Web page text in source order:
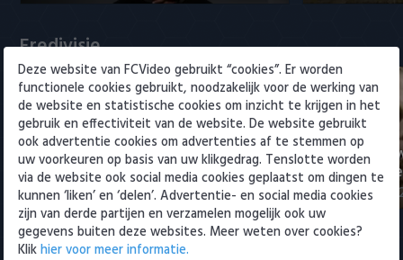
Eredivisie
Sano aan het woord na PSV-
transfer: 'PSV is een topclub'
8 augustus 2026 14:10
Excelsior
8 augustus
Samenvattingen Eredivisie
Deze website van FCVideo gebruikt “cookies”. Er worden
functionele cookies gebruikt, noodzakelijk voor de werking van
de website en statistische cookies om inzicht te krijgen in het
gebruik en effectiviteit van de website. De website gebruikt
ook advertentie cookies om advertenties af te stemmen op
uw voorkeuren op basis van uw klikgedrag. Tenslotte worden
via de website ook social media cookies geplaatst om dingen te
kunnen ‘liken’ en ‘delen’. Advertentie- en social media cookies
zijn van derde partijen en verzamelen mogelijk ook uw
gegevens buiten deze websites. Meer weten over cookies?
Klikhier voor meer informatie.